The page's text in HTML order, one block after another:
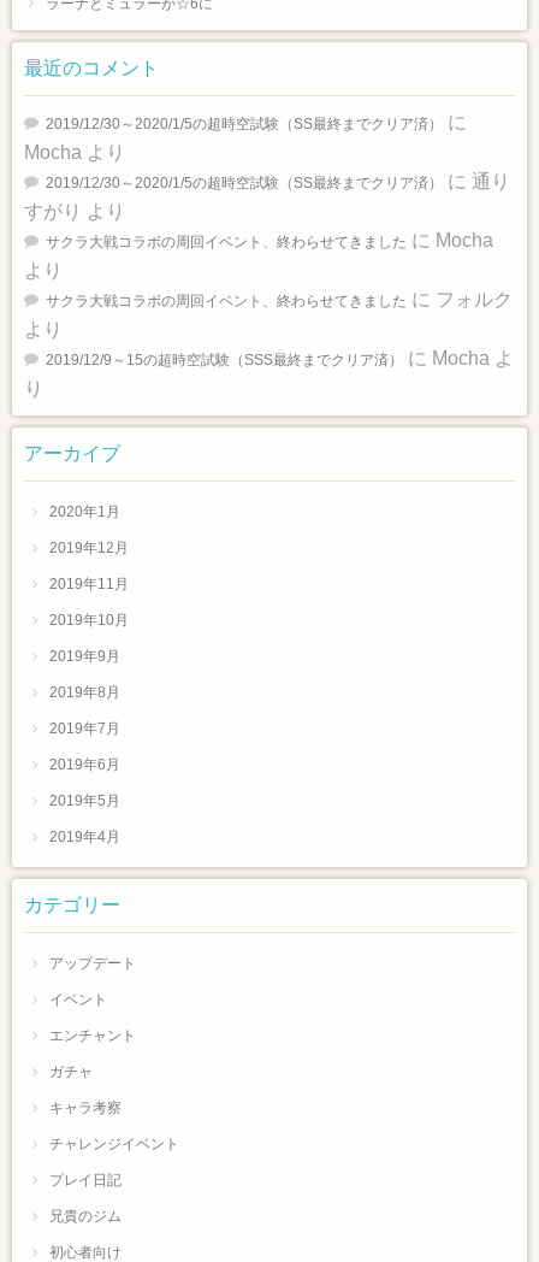
ラーナとミュラーが☆6に
最近のコメント
2019/12/30～2020/1/5の超時空試験（SS最終までクリア済）
に
Mocha より
2019/12/30～2020/1/5の超時空試験（SS最終までクリア済） に 通り
すがり より
サクラ大戦コラボの周回イベント、終わらせてきました に Mocha
より
サクラ大戦コラボの周回イベント、終わらせてきました に フォルク
より
2019/12/9～15の超時空試験（SSS最終までクリア済） に Mocha よ
り
アーカイブ
2020年1月
2019年12月
2019年11月
2019年10月
2019年9月
2019年8月
2019年7月
2019年6月
2019年5月
2019年4月
カテゴリー
アップデート
イベント
エンチャント
ガチャ
キャラ考察
チャレンジイベント
プレイ日記
兄貴のジム
初心者向け